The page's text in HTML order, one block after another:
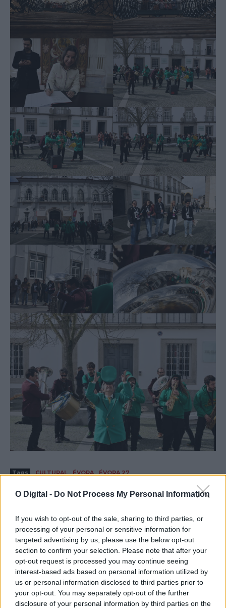
O Digital - Do Not Process My Personal Information
If you wish to opt-out of the sale, sharing to third parties, or
processing of your personal or sensitive information for
targeted advertising by us, please use the below opt-out
section to confirm your selection. Please note that after your
opt-out request is processed you may continue seeing
interest-based ads based on personal information utilized by
us or personal information disclosed to third parties prior to
your opt-out. You may separately opt-out of the further
disclosure of your personal information by third parties on the
Tags CULTURAL ÉVORA ÉVORA 27